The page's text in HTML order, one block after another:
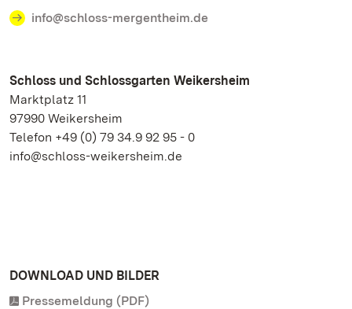
info@schloss-mergentheim.de
Schloss und Schlossgarten Weikersheim
Marktplatz 11
97990 Weikersheim
Telefon +49 (0) 79 34.9 92 95 - 0
info@schloss-weikersheim.de
DOWNLOAD UND BILDER
Pressemeldung (PDF)